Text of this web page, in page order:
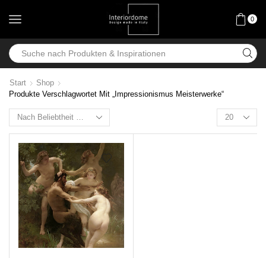
0
Start
Shop
Produkte Verschlagwortet Mit „Impressionismus Meisterwerke“